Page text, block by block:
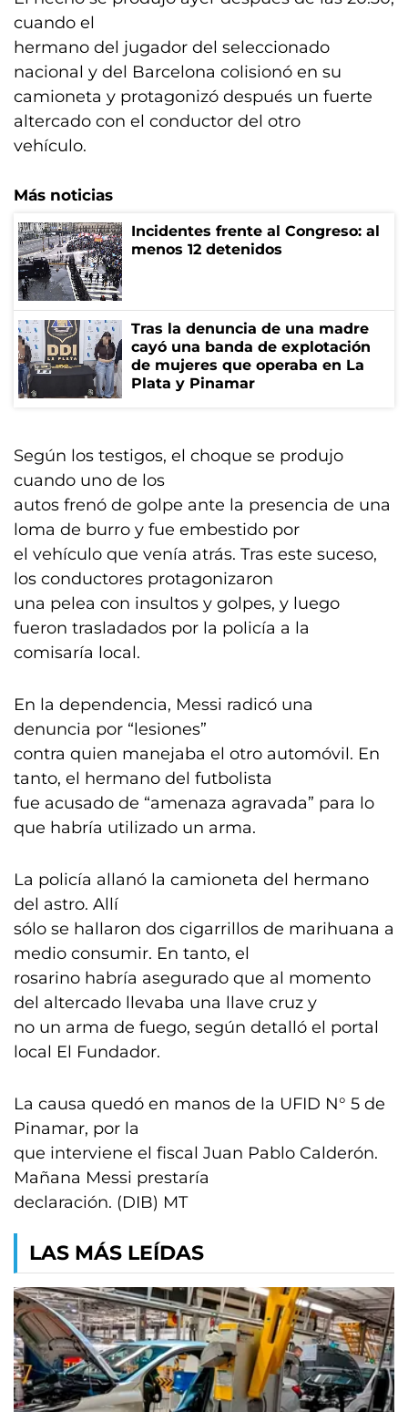
cuando el
hermano del jugador del seleccionado
nacional y del Barcelona colisionó en su
camioneta y protagonizó después un fuerte
altercado con el conductor del otro
vehículo.
Más noticias
Incidentes frente al Congreso: al
menos 12 detenidos
Tras la denuncia de una madre
cayó una banda de explotación
de mujeres que operaba en La
Plata y Pinamar
Según los testigos, el choque se produjo
cuando uno de los
autos frenó de golpe ante la presencia de una
loma de burro y fue embestido por
el vehículo que venía atrás. Tras este suceso,
los conductores protagonizaron
una pelea con insultos y golpes, y luego
fueron trasladados por la policía a la
comisaría local.
En la dependencia, Messi radicó una
denuncia por “lesiones”
contra quien manejaba el otro automóvil. En
tanto, el hermano del futbolista
fue acusado de “amenaza agravada” para lo
que habría utilizado un arma.
La policía allanó la camioneta del hermano
del astro. Allí
sólo se hallaron dos cigarrillos de marihuana a
medio consumir. En tanto, el
rosarino habría asegurado que al momento
del altercado llevaba una llave cruz y
no un arma de fuego, según detalló el portal
local El Fundador.
La causa quedó en manos de la UFID N° 5 de
Pinamar, por la
que interviene el fiscal Juan Pablo Calderón.
Mañana Messi prestaría
declaración. (DIB) MT
LAS MÁS LEÍDAS